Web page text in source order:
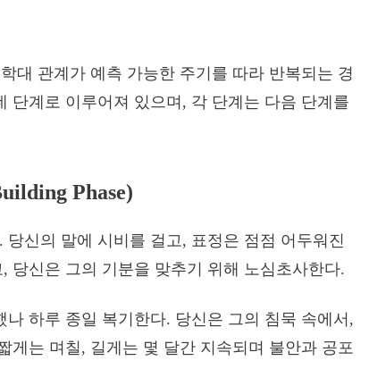
대 관계가 예측 가능한 주기를 따라 반복되는 경
단계로 이루어져 있으며, 각 단계는 다음 단계를
Phase)
신의 말에 시비를 걸고, 표정은 점점 어두워진
당신은 그의 기분을 맞추기 위해 노심초사한다.
하루 종일 복기한다. 당신은 그의 침묵 속에서,
게는 며칠, 길게는 몇 달간 지속되며 불안과 공포